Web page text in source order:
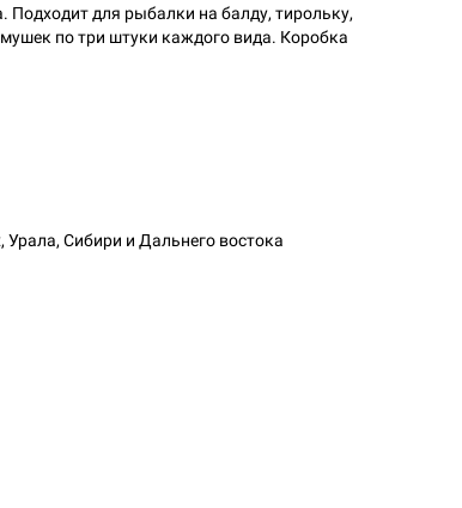
Подходит для рыбалки на балду, тирольку,
по три штуки каждого вида. Коробка
Сибири и Дальнего востока